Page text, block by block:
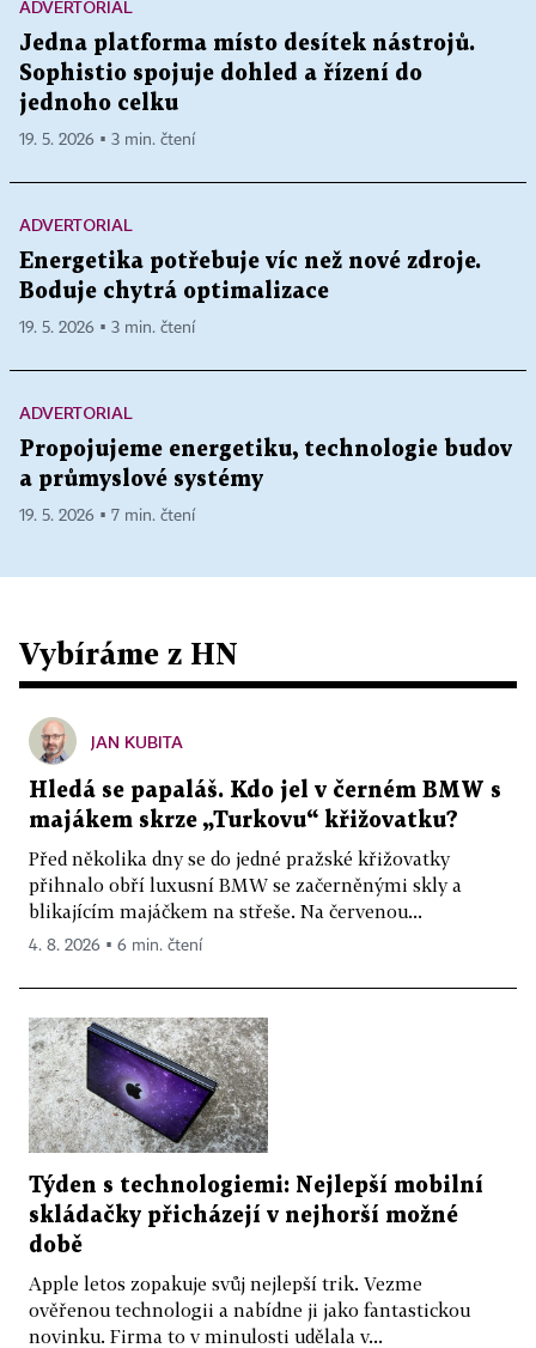
ADVERTORIAL
Jedna platforma místo desítek nástrojů.
Sophistio spojuje dohled a řízení do
jednoho celku
19. 5. 2026 ▪ 3 min. čtení
ADVERTORIAL
Energetika potřebuje víc než nové zdroje.
Boduje chytrá optimalizace
19. 5. 2026 ▪ 3 min. čtení
ADVERTORIAL
Propojujeme energetiku, technologie budov
a průmyslové systémy
19. 5. 2026 ▪ 7 min. čtení
Vybíráme z HN
JAN KUBITA
Hledá se papaláš. Kdo jel v černém BMW s
majákem skrze „Turkovu“ křižovatku?
Před několika dny se do jedné pražské křižovatky
přihnalo obří luxusní BMW se začerněnými skly a
blikajícím majáčkem na střeše. Na červenou...
4. 8. 2026 ▪ 6 min. čtení
Týden s technologiemi: Nejlepší mobilní
skládačky přicházejí v nejhorší možné
době
Apple letos zopakuje svůj nejlepší trik. Vezme
ověřenou technologii a nabídne ji jako fantastickou
novinku. Firma to v minulosti udělala v...